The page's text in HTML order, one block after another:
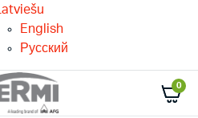
Latviešu
English
Русский
0